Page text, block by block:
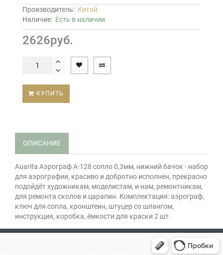
Производитель: Китай
Наличие: Есть в наличии
2626руб.
КУПИТЬ
ОПИСАНИЕ
Auarita Аэрограф A-128 сопло 0,3мм, нижний бачок - набор
для аэрографии, красиво и добротно исполнен, прекрасно
подойдёт художникам, моделистам, и нам, ремонтникам,
для ремонта сколов и царапин. Комплектация: аэрограф,
ключ для сопла, кронштеин, штуцер со шлангом,
инструкция, коробка, ёмкости для краски 2 шт.